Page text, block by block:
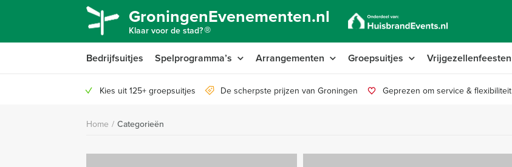
GroningenEvenementen.nl
Klaar voor de stad?®
Bedrijfsuitjes Spelprogramma’s Arrangementen Groepsuitjes Vrijgezellenfeesten
Kies uit 125+ groepsuitjes De scherpste prijzen van Groningen Geprezen om service & flexibiliteit
Home / Categorieën